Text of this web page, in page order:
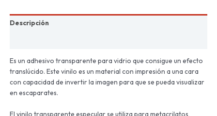
Descripción
Es un adhesivo transparente para vidrio que consigue un efecto
translúcido. Este vinilo es un material con impresión a una cara
con capacidad de invertir la imagen para que se pueda visualizar
en escaparates.
El vinilo transparente especular se utiliza para metacrilatos,